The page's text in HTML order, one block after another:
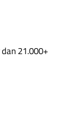
21.000+